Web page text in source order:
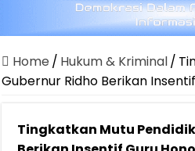
Home / Hukum & Kriminal/
Gubernur Ridho Berikan
Tingkatkan Mutu